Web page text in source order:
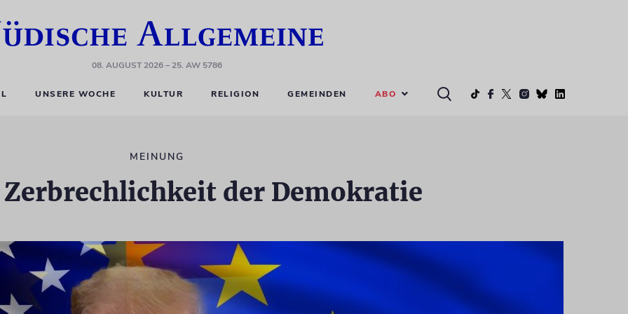
08. AUGUST 2026– 25. AW 5786
UNSERE WOCHE KULTUR RELIGION GEMEINDEN ABO
MEINUNG
Zerbrechlichkeit der Demokratie